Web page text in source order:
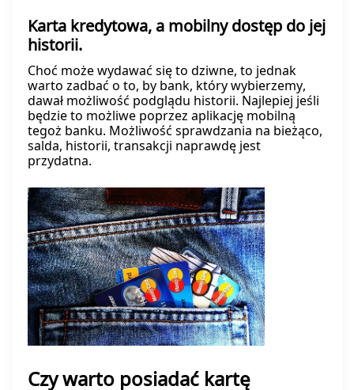
Karta kredytowa, a mobilny dostęp do jej
historii.
Choć może wydawać się to dziwne, to jednak
warto zadbać o to, by bank, który wybierzemy,
dawał możliwość podglądu historii. Najlepiej jeśli
będzie to możliwe poprzez aplikację mobilną
tegoż banku. Możliwość sprawdzania na bieżąco,
salda, historii, transakcji naprawdę jest
przydatna.
Czy warto posiadać kartę